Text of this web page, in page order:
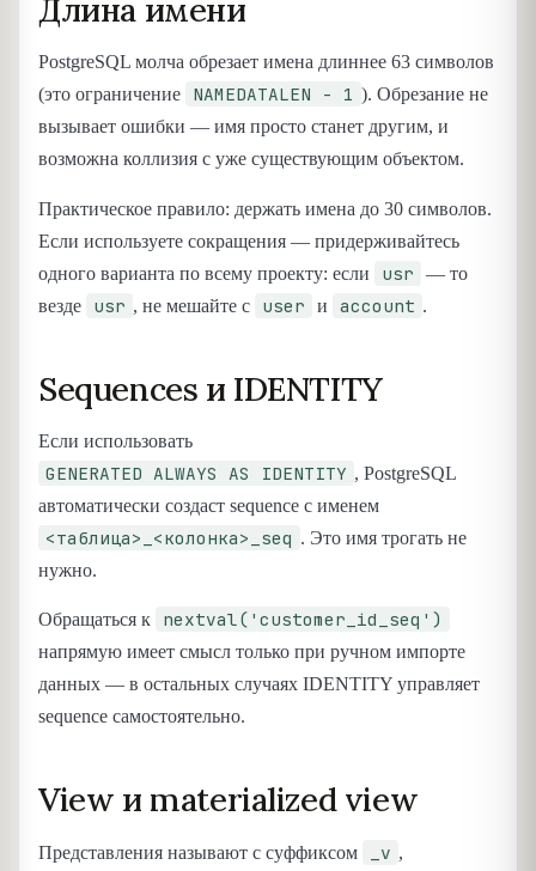
Длина имени
PostgreSQL молча обрезает имена длиннее 63 символов
(это ограничение
NAMEDATALEN - 1 ). Обрезание не
вызывает ошибки — имя просто станет другим, и
возможна коллизия с уже существующим объектом.
Практическое правило: держать имена до 30 символов.
Если используете сокращения — придерживайтесь
одного варианта по всему проекту: если
usr
— то
везде
usr , не мешайте с user и account .
Sequences и IDENTITY
Если использовать
GENERATED ALWAYS AS IDENTITY , PostgreSQL
автоматически создаст sequence с именем
<таблица>_<колонка>_seq . Это имя трогать не
нужно.
Обращаться к nextval('customer_id_seq')
напрямую имеет смысл только при ручном импорте
данных — в остальных случаях IDENTITY управляет
sequence самостоятельно.
View и materialized view
Представления называют с суффиксом _v ,